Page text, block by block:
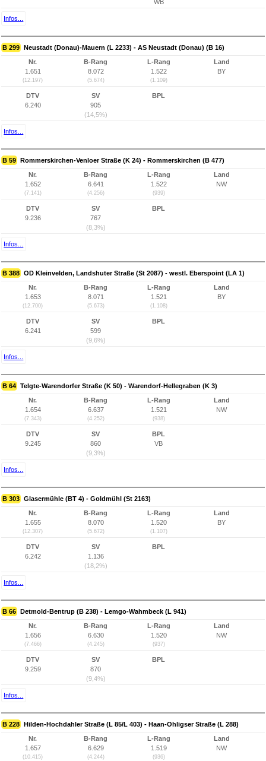
WB
Infos...
B 299 Neustadt (Donau)-Mauern (L 2233) - AS Neustadt (Donau) (B 16)
Nr.
1.651
(12.197)
B-Rang
8.072
(5.674)
L-Rang
1.522
(1.109)
Land
BY
DTV
6.240
SV
905
(14,5%)
BPL
Infos...
B 59 Rommerskirchen-Venloer Straße (K 24) - Rommerskirchen (B 477)
Nr.
1.652
(7.141)
B-Rang
6.641
(4.256)
L-Rang
1.522
(939)
Land
NW
DTV
9.236
SV
767
(8,3%)
BPL
Infos...
B 388 OD Kleinvelden, Landshuter Straße (St 2087) - westl. Eberspoint (LA 1)
Nr.
1.653
(12.700)
B-Rang
8.071
(5.673)
L-Rang
1.521
(1.108)
Land
BY
DTV
6.241
SV
599
(9,6%)
BPL
Infos...
B 64 Telgte-Warendorfer Straße (K 50) - Warendorf-Hellegraben (K 3)
Nr.
1.654
(7.343)
B-Rang
6.637
(4.252)
L-Rang
1.521
(938)
Land
NW
DTV
9.245
SV
860
(9,3%)
BPL
VB
Infos...
B 303 Glasermühle (BT 4) - Goldmühl (St 2163)
Nr.
1.655
(12.307)
B-Rang
8.070
(5.672)
L-Rang
1.520
(1.107)
Land
BY
DTV
6.242
SV
1.136
(18,2%)
BPL
Infos...
B 66 Detmold-Bentrup (B 238) - Lemgo-Wahmbeck (L 941)
Nr.
1.656
(7.466)
B-Rang
6.630
(4.245)
L-Rang
1.520
(937)
Land
NW
DTV
9.259
SV
870
(9,4%)
BPL
Infos...
B 228 Hilden-Hochdahler Straße (L 85/L 403) - Haan-Ohligser Straße (L 288)
Nr.
1.657
(10.415)
B-Rang
6.629
(4.244)
L-Rang
1.519
(936)
Land
NW